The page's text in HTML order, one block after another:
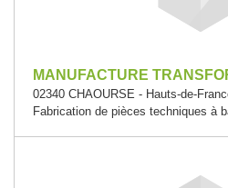
MANUFACTURE
02340 CHAOURSE - Hauts-de-
Fabrication de pièces techniques à